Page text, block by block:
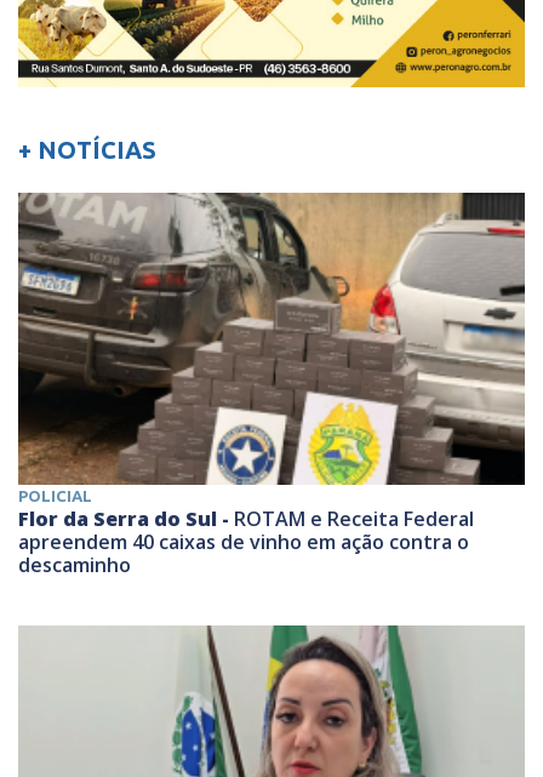
+ NOTÍCIAS
POLICIAL
Flor da Serra do Sul - ROTAM e Receita Federal
apreendem 40 caixas de vinho em ação contra o
descaminho